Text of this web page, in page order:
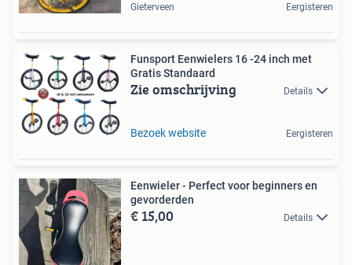
Gieterveen Eergisteren
Funsport Eenwielers 16 -24 inch met
Gratis Standaard
Zie omschrijving Details
Bezoek website Eergisteren
Eenwieler - Perfect voor beginners en
gevorderden
€ 15,00 Details